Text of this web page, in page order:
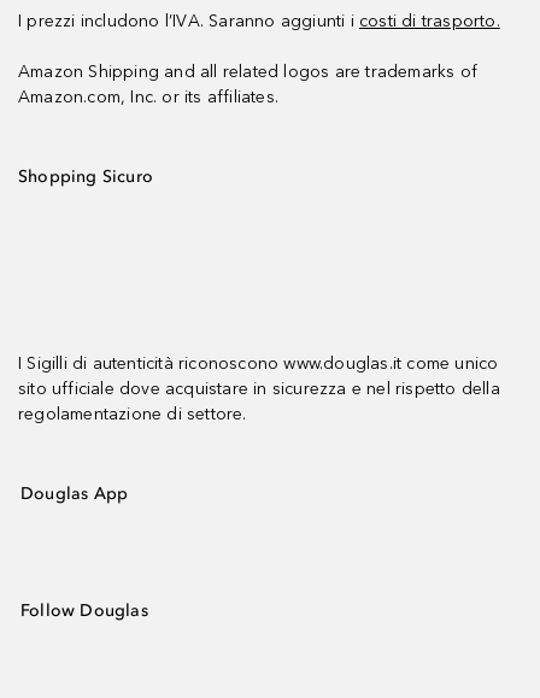
I prezzi includono l’IVA. Saranno aggiunti i costi di trasporto.
Amazon Shipping and all related logos are trademarks of
Amazon.com, Inc. or its affiliates.
Shopping Sicuro
I Sigilli di autenticità riconoscono www.douglas.it come unico
sito ufficiale dove acquistare in sicurezza e nel rispetto della
regolamentazione di settore.
Douglas App
Follow Douglas